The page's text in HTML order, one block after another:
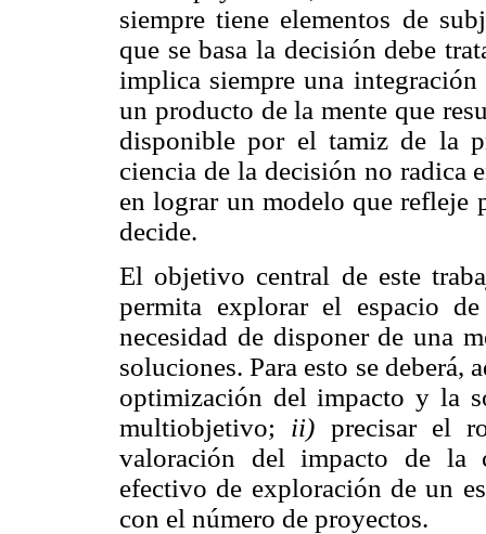
siempre tiene elementos de
que se basa la decisión debe
implica siempre una
un producto de la mente que
disponible por el tamiz de la
ciencia de la decisión no radica
en lograr un modelo que refleje
decide.
El objetivo central de este
permita explorar el espacio
necesidad de disponer de una
soluciones. Para esto se deberá,
optimización del impacto y la
multiobjetivo; ii) precisar el
valoración del impacto de la
efectivo de exploración de un
con el número de proyectos.